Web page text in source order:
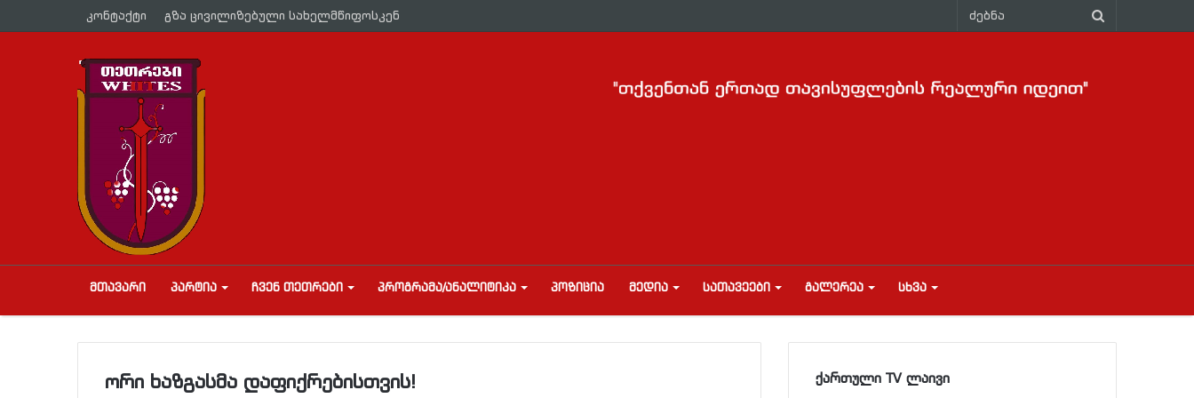
კონტაქტი გზა ცივილიზებული სახელმწიფოსკენ
ᲛᲗᲐᲕᲐᲠᲘ ᲞᲐᲠᲢᲘᲐ ᲩᲕᲔᲜ ᲗᲔᲗᲠᲔᲑᲘ ᲞᲠᲝᲒᲠᲐᲛᲐ/ᲐᲜᲐᲚᲘᲢᲘᲙᲐ ᲞᲝᲖᲘᲪᲘᲐ ᲛᲔᲓᲘᲐ ᲡᲐᲗᲐᲕᲔᲔᲑᲘ ᲒᲐᲚᲔᲠᲔᲐ ᲡᲮᲕᲐ
ორი ხაზგასმა დაფიქრებისთვის! ქართული TV ლაივი